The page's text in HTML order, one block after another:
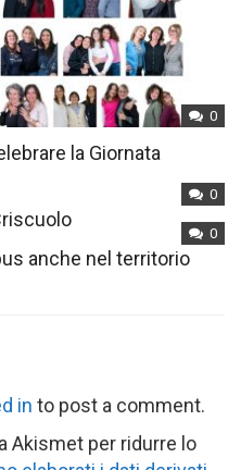
0
la Giornata
0
0
anche nel territorio
in to post a comment.
Akismet per ridurre lo